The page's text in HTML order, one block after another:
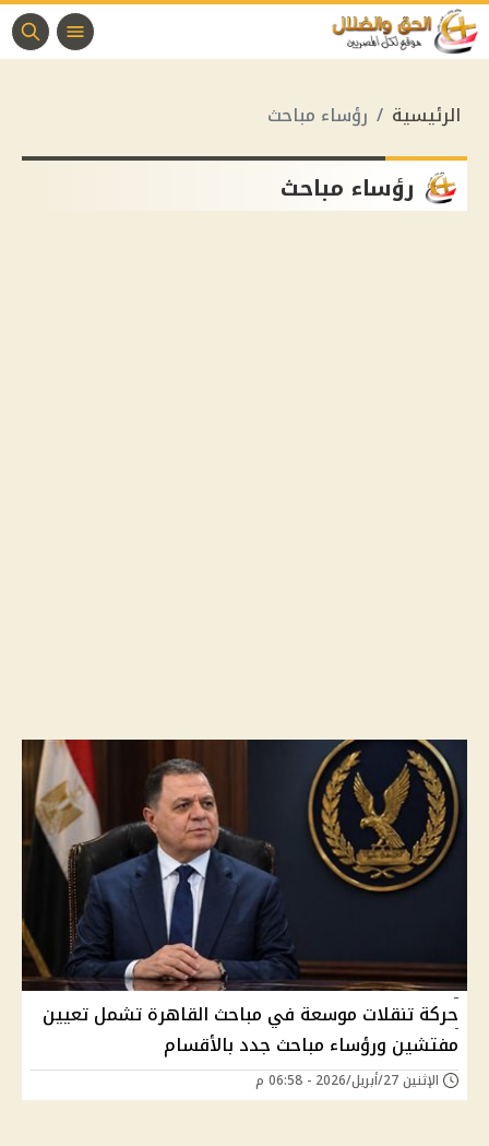
الرئيسية رؤساء مباحث
رؤساء مباحث
حركة تنقلات موسعة في مباحث القاهرة تشمل تعيين
مفتشين ورؤساء مباحث جدد بالأقسام
الإثنين 27/أبريل/2026 - 06:58 م